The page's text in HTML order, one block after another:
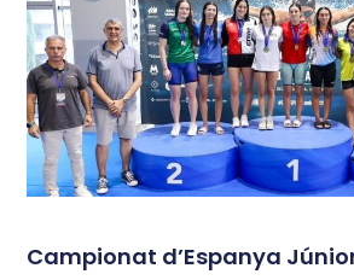
Campionat d’Espanya